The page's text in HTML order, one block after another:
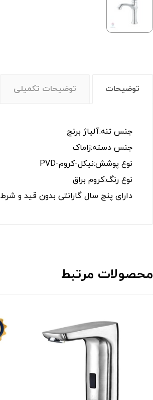
توضیحات توضیحات تکمیلی
جنس تنه:آلیاژ برنج
جنس دسته:زاماک
نوع پوشش:نیکل-کروم-PVD
نوع رنگ:کروم براق
دارای پنج سال گارانتی بدون قید و شرط
محصولات مرتبط